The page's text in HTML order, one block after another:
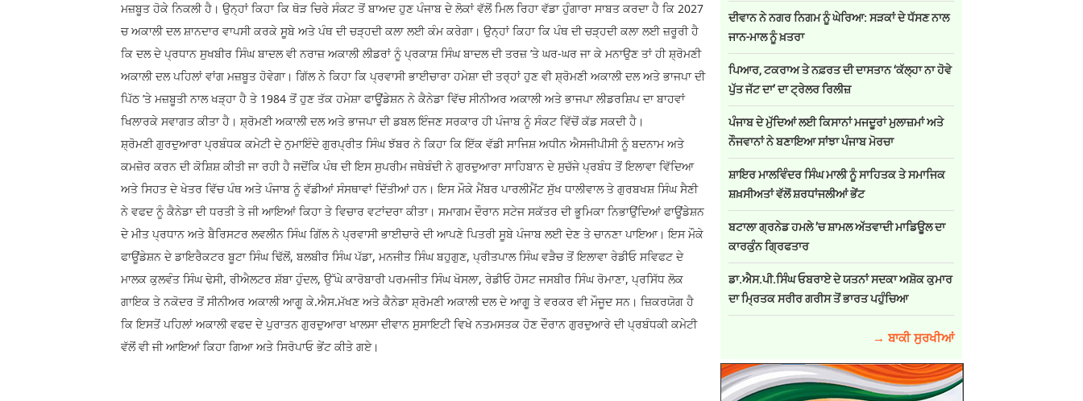
ਮਜ਼ਬੂਤ ਹੋਕੇ ਨਿਕਲੀ ਹੈ। ਉਨ੍ਹਾਂ ਕਿਹਾ ਕਿ ਥੋੜ ਚਿਰੇ ਸੰਕਟ ਤੋਂ ਬਾਅਦ ਹੁਣ ਪੰਜਾਬ ਦੇ ਲੋਕਾਂ ਵੱਲੋਂ ਮਿਲ ਰਿਹਾ ਵੱਡਾ ਹੁੰਗਾਰਾ ਸਾਬਤ ਕਰਦਾ ਹੈ ਕਿ 2027
ਚ ਅਕਾਲੀ ਦਲ ਸ਼ਾਨਦਾਰ ਵਾਪਸੀ ਕਰਕੇ ਸੂਬੇ ਅਤੇ ਪੰਥ ਦੀ ਚੜ੍ਹਦੀ ਕਲਾ ਲਈ ਕੰਮ ਕਰੇਗਾ। ਉਨ੍ਹਾਂ ਕਿਹਾ ਕਿ ਪੰਥ ਦੀ ਚੜ੍ਹਦੀ ਕਲਾ ਲਈ ਜ਼ਰੂਰੀ ਹੈ
ਕਿ ਦਲ ਦੇ ਪ੍ਰਧਾਨ ਸੁਖਬੀਰ ਸਿੰਘ ਬਾਦਲ ਵੀ ਨਰਾਜ਼ ਅਕਾਲੀ ਲੀਡਰਾਂ ਨੂੰ ਪ੍ਰਕਾਸ਼ ਸਿੰਘ ਬਾਦਲ ਦੀ ਤਰਜ਼ ’ਤੇ ਘਰ-ਘਰ ਜਾ ਕੇ ਮਨਾਉਣ ਤਾਂ ਹੀ ਸ਼੍ਰੋਮਣੀ
ਅਕਾਲੀ ਦਲ ਪਹਿਲਾਂ ਵਾਂਗ ਮਜ਼ਬੂਤ ਹੋਵੇਗਾ। ਗਿੱਲ ਨੇ ਕਿਹਾ ਕਿ ਪ੍ਰਵਾਸੀ ਭਾਈਚਾਰਾ ਹਮੇਸ਼ਾ ਦੀ ਤਰ੍ਹਾਂ ਹੁਣ ਵੀ ਸ਼੍ਰੋਮਣੀ ਅਕਾਲੀ ਦਲ ਅਤੇ ਭਾਜਪਾ ਦੀ
ਪਿੱਠ ’ਤੇ ਮਜ਼ਬੂਤੀ ਨਾਲ ਖੜ੍ਹਾ ਹੈ ਤੇ 1984 ਤੋਂ ਹੁਣ ਤੱਕ ਹਮੇਸ਼ਾ ਫਾਊਂਡੇਸ਼ਨ ਨੇ ਕੈਨੇਡਾ ਵਿੱਚ ਸੀਨੀਅਰ ਅਕਾਲੀ ਅਤੇ ਭਾਜਪਾ ਲੀਡਰਸ਼ਿਪ ਦਾ ਬਾਹਵਾਂ
ਖਿਲਾਰਕੇ ਸਵਾਗਤ ਕੀਤਾ ਹੈ। ਸ਼੍ਰੋਮਣੀ ਅਕਾਲੀ ਦਲ ਅਤੇ ਭਾਜਪਾ ਦੀ ਡਬਲ ਇੰਜਣ ਸਰਕਾਰ ਹੀ ਪੰਜਾਬ ਨੂੰ ਸੰਕਟ ਵਿੱਚੋਂ ਕੱਡ ਸਕਦੀ ਹੈ।
ਸ਼੍ਰੋਮਣੀ ਗੁਰਦੁਆਰਾ ਪ੍ਰਬੰਧਕ ਕਮੇਟੀ ਦੇ ਨੁਮਾਇੰਦੇ ਗੁਰਪ੍ਰੀਤ ਸਿੰਘ ਝੱਬਰ ਨੇ ਕਿਹਾ ਕਿ ਇੱਕ ਵੱਡੀ ਸਾਜਿਸ਼ ਅਧੀਨ ਐਸਜੀਪੀਸੀ ਨੂੰ ਬਦਨਾਮ ਅਤੇ
ਕਮਜ਼ੋਰ ਕਰਨ ਦੀ ਕੋਸ਼ਿਸ਼ ਕੀਤੀ ਜਾ ਰਹੀ ਹੈ ਜਦੋਂਕਿ ਪੰਥ ਦੀ ਇਸ ਸੁਪਰੀਮ ਜਥੇਬੰਦੀ ਨੇ ਗੁਰਦੁਆਰਾ ਸਾਹਿਬਾਨ ਦੇ ਸੁਚੱਜੇ ਪ੍ਰਬੰਧ ਤੋਂ ਇਲਾਵਾ ਵਿੱਦਿਆ
ਅਤੇ ਸਿਹਤ ਦੇ ਖੇਤਰ ਵਿੱਚ ਪੰਥ ਅਤੇ ਪੰਜਾਬ ਨੂੰ ਵੱਡੀਆਂ ਸੰਸਥਾਵਾਂ ਦਿੱਤੀਆਂ ਹਨ। ਇਸ ਮੌਕੇ ਮੈਂਬਰ ਪਾਰਲੀਮੈਂਟ ਸੁੱਖ ਧਾਲੀਵਾਲ ਤੇ ਗੁਰਬਖਸ਼ ਸਿੰਘ ਸੈਣੀ
ਨੇ ਵਫਦ ਨੂੰ ਕੈਨੇਡਾ ਦੀ ਧਰਤੀ ਤੇ ਜੀ ਆਇਆਂ ਕਿਹਾ ਤੇ ਵਿਚਾਰ ਵਟਾਂਦਰਾ ਕੀਤਾ। ਸਮਾਗਮ ਦੌਰਾਨ ਸਟੇਜ ਸਕੱਤਰ ਦੀ ਭੂਮਿਕਾ ਨਿਭਾਉਂਦਿਆਂ ਫਾਊਂਡੇਸ਼ਨ
ਦੇ ਮੀਤ ਪ੍ਰਧਾਨ ਅਤੇ ਬੈਰਿਸਟਰ ਲਵਲੀਨ ਸਿੰਘ ਗਿੱਲ ਨੇ ਪ੍ਰਵਾਸੀ ਭਾਈਚਾਰੇ ਦੀ ਆਪਣੇ ਪਿਤਰੀ ਸੂਬੇ ਪੰਜਾਬ ਲਈ ਦੇਣ ਤੇ ਚਾਨਣਾ ਪਾਇਆ। ਇਸ ਮੌਕੇ
ਫਾਊਂਡੇਸ਼ਨ ਦੇ ਡਾਇਰੈਕਟਰ ਬੂਟਾ ਸਿੰਘ ਢਿੱਲੋਂ, ਬਲਬੀਰ ਸਿੰਘ ਪੱਡਾ, ਮਨਜੀਤ ਸਿੰਘ ਬਹੁਗੁਣ, ਪ੍ਰੀਤਪਾਲ ਸਿੰਘ ਵੜੈਚ ਤੋਂ ਇਲਾਵਾ ਰੇਡੀਓ ਸਵਿਫਟ ਦੇ
ਮਾਲਕ ਕੁਲਵੰਤ ਸਿੰਘ ਢੇਸੀ, ਰੀਐਲਟਰ ਸ਼ੱਬਾ ਹੁੰਦਲ, ਉੱਘੇ ਕਾਰੋਬਾਰੀ ਪਰਮਜੀਤ ਸਿੰਘ ਖੋਸਲਾ, ਰੇਡੀਓ ਹੋਸਟ ਜਸਬੀਰ ਸਿੰਘ ਰੋਮਾਣਾ, ਪ੍ਰਸਿੱਧ ਲੋਕ
ਗਾਇਕ ਤੇ ਨਕੋਦਰ ਤੋਂ ਸੀਨੀਅਰ ਅਕਾਲੀ ਆਗੂ ਕੇ.ਐਸ.ਮੱਖਣ ਅਤੇ ਕੈਨੇਡਾ ਸ਼੍ਰੋਮਣੀ ਅਕਾਲੀ ਦਲ ਦੇ ਆਗੂ ਤੇ ਵਰਕਰ ਵੀ ਮੌਜੂਦ ਸਨ। ਜ਼ਿਕਰਯੋਗ ਹੈ
ਕਿ ਇਸਤੋਂ ਪਹਿਲਾਂ ਅਕਾਲੀ ਵਫਦ ਦੇ ਪੁਰਾਤਨ ਗੁਰਦੁਆਰਾ ਖਾਲਸਾ ਦੀਵਾਨ ਸੁਸਾਇਟੀ ਵਿਖੇ ਨਤਮਸਤਕ ਹੋਣ ਦੌਰਾਨ ਗੁਰਦੁਆਰੇ ਦੀ ਪ੍ਰਬੰਧਕੀ ਕਮੇਟੀ
ਵੱਲੋਂ ਵੀ ਜੀ ਆਇਆਂ ਕਿਹਾ ਗਿਆ ਅਤੇ ਸਿਰੋਪਾਓ ਭੇਂਟ ਕੀਤੇ ਗਏ।
ਦੀਵਾਨ ਨੇ ਨਗਰ ਨਿਗਮ ਨੂੰ ਘੇਰਿਆ: ਸੜਕਾਂ ਦੇ ਧੱਸਣ ਨਾਲ
ਜਾਨ-ਮਾਲ ਨੂੰ ਖ਼ਤਰਾ
ਪਿਆਰ, ਟਕਰਾਅ ਤੇ ਨਫ਼ਰਤ ਦੀ ਦਾਸਤਾਨ ‘ਕੱਲ੍ਹਾ ਨਾ ਹੋਵੇ
ਪੁੱਤ ਜੱਟ ਦਾ’ ਦਾ ਟ੍ਰੇਲਰ ਰਿਲੀਜ਼
ਪੰਜਾਬ ਦੇ ਮੁੱਦਿਆਂ ਲਈ ਕਿਸਾਨਾਂ ਮਜਦੂਰਾਂ ਮੁਲਾਜ਼ਮਾਂ ਅਤੇ
ਨੌਜਵਾਨਾਂ ਨੇ ਬਣਾਇਆ ਸਾਂਝਾ ਪੰਜਾਬ ਮੋਰਚਾ
ਸ਼ਾਇਰ ਮਾਲਵਿੰਦਰ ਸਿੰਘ ਮਾਲੀ ਨੂੰ ਸਾਹਿਤਕ ਤੇ ਸਮਾਜਿਕ
ਸ਼ਖ਼ਸੀਅਤਾਂ ਵੱਲੋਂ ਸ਼ਰਧਾਂਜਲੀਆਂ ਭੇਂਟ
ਬਟਾਲਾ ਗ੍ਰਨੇਡ ਹਮਲੇ ’ਚ ਸ਼ਾਮਲ ਅੱਤਵਾਦੀ ਮਾਡਿਊਲ ਦਾ
ਕਾਰਕੁੰਨ ਗ੍ਰਿਫਤਾਰ
ਡਾ.ਐਸ.ਪੀ.ਸਿੰਘ ਓਬਰਾਏ ਦੇ ਯਤਨਾਂ ਸਦਕਾ ਅਸ਼ੋਕ ਕੁਮਾਰ
ਦਾ ਮ੍ਰਿਤਕ ਸਰੀਰ ਗਰੀਸ ਤੋਂ ਭਾਰਤ ਪਹੁੰਚਿਆ
→ ਬਾਕੀ ਸੁਰਖੀਆਂ